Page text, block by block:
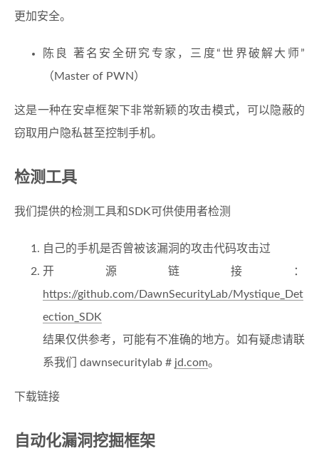
更加安全。
陈良 著名安全研究专家，三度“世界破解大师”
（Master of PWN）
这是一种在安卓框架下非常新颖的攻击模式，可以隐蔽的
窃取用户隐私甚至控制手机。
检测工具
我们提供的检测工具和SDK可供使用者检测
自己的手机是否曾被该漏洞的攻击代码攻击过
开源链接：
https://github.com/DawnSecurityLab/Mystique_Det
ection_SDK
结果仅供参考，可能有不准确的地方。如有疑虑请联
系我们 dawnsecuritylab # jd.com。
下载链接
自动化漏洞挖掘框架